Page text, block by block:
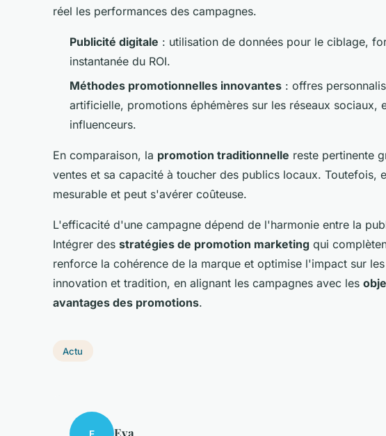
réel les performances des campagnes.
Publicité digitale : utilisation de données pour le ciblage,
instantanée du ROI.
Méthodes promotionnelles innovantes : offres
artificielle, promotions éphémères sur les réseaux sociaux,
influenceurs.
En comparaison, la promotion traditionnelle reste pertinente
ventes et sa capacité à toucher des publics locaux. Toutefois,
mesurable et peut s'avérer coûteuse.
L'efficacité d'une campagne dépend de l'harmonie entre la
Intégrer des stratégies de promotion marketing qui
renforce la cohérence de la marque et optimise l'impact sur
innovation et tradition, en alignant les campagnes avec les
avantages des promotions.
Actu
Eva